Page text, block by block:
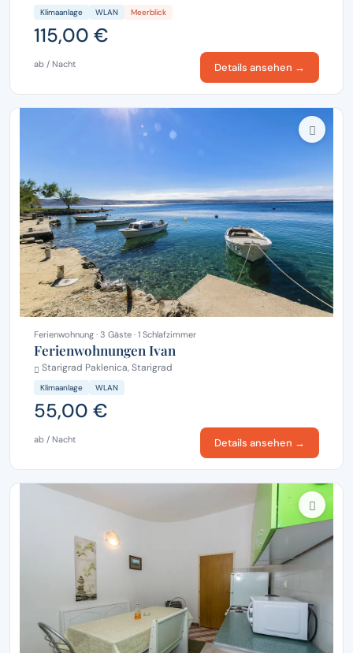
Klimaanlage WLAN Meerblick
115,00 €
ab / Nacht Details ansehen →
Ferienwohnung · 3 Gäste · 1 Schlafzimmer
Ferienwohnungen Ivan
Starigrad Paklenica, Starigrad
Klimaanlage WLAN
55,00 €
ab / Nacht Details ansehen →